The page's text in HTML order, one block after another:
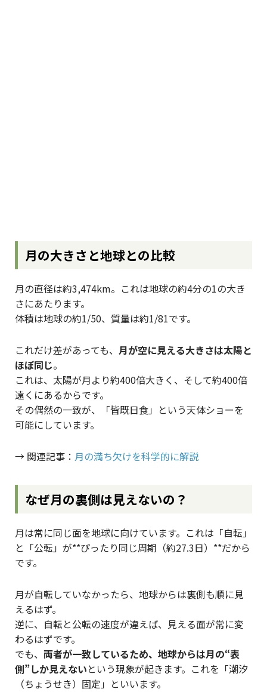
月の大きさと地球との比較
月の直径は約3,474km。これは地球の約4分の1の大き
さにあたります。
体積は地球の約1/50、質量は約1/81です。
これだけ差があっても、 月が空に見える大きさは太陽と
ほぼ同じ。
これは、太陽が月より約400倍大きく、そして約400倍
遠くにあるからです。
その偶然の一致が、「皆既日食」という天体ショーを
可能にしています。
→ 関連記事： 月の満ち欠けを科学的に解説
なぜ月の裏側は見えないの？
月は常に同じ面を地球に向けています。これは「自転」
と「公転」が**ぴったり同じ周期（約27.3日）**だから
です。
月が自転していなかったら、地球からは裏側も順に見
えるはず。
逆に、自転と公転の速度が違えば、見える面が常に変
わるはずです。
でも、 両者が一致しているため、地球からは月の“表
側”しか見えないという現象が起きます。これを「潮汐
（ちょうせき）固定」といいます。